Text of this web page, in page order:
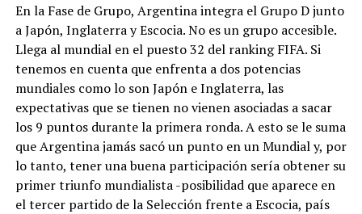
En la Fase de Grupo, Argentina integra el Grupo D junto
a Japón, Inglaterra y Escocia. No es un grupo accesible.
Llega al mundial en el puesto 32 del ranking FIFA. Si
tenemos en cuenta que enfrenta a dos potencias
mundiales como lo son Japón e Inglaterra, las
expectativas que se tienen no vienen asociadas a sacar
los 9 puntos durante la primera ronda. A esto se le suma
que Argentina jamás sacó un punto en un Mundial y, por
lo tanto, tener una buena participación sería obtener su
primer triunfo mundialista -posibilidad que aparece en
el tercer partido de la Selección frente a Escocia, país